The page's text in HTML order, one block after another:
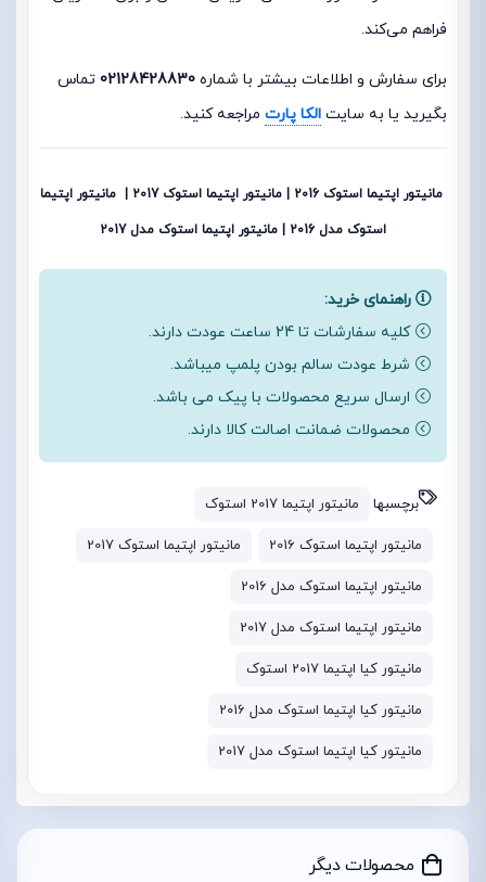
فراهم می‌کند.
برای سفارش و اطلاعات بیشتر با شماره 02128428830 تماس
بگیرید یا به سایت الکا پارت مراجعه کنید.
مانیتور اپتیما استوک 2016 | مانیتور اپتیما استوک 2017 | مانیتور اپتیما
استوک مدل 2016 | مانیتور اپتیما استوک مدل 2017
راهنمای خرید:
کلیه سفارشات تا 24 ساعت عودت دارند.
شرط عودت سالم بودن پلمپ میباشد.
ارسال سریع محصولات با پیک می باشد.
محصولات ضمانت اصالت کالا دارند.
برچسبها مانیتور اپتیما 2017 استوک
مانیتور اپتیما استوک 2016 مانیتور اپتیما استوک 2017
مانیتور اپتیما استوک مدل 2016
مانیتور اپتیما استوک مدل 2017
مانیتور کیا اپتیما 2017 استوک
مانیتور کیا اپتیما استوک مدل 2016
مانیتور کیا اپتیما استوک مدل 2017
محصولات دیگر